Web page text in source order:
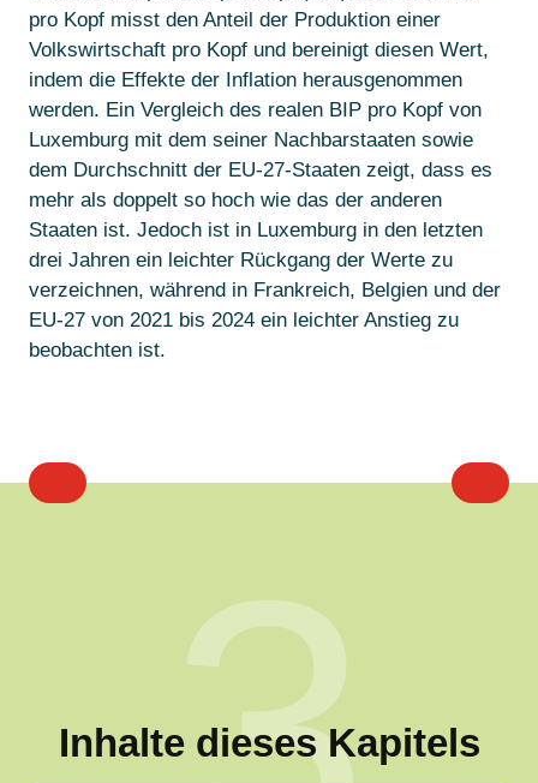
pro Kopf misst den Anteil der Produktion einer
Volkswirtschaft pro Kopf und bereinigt diesen Wert,
indem die Effekte der Inflation herausgenommen
werden. Ein Vergleich des realen BIP pro Kopf von
Luxemburg mit dem seiner Nachbarstaaten sowie
dem Durchschnitt der EU-27-Staaten zeigt, dass es
mehr als doppelt so hoch wie das der anderen
Staaten ist. Jedoch ist in Luxemburg in den letzten
drei Jahren ein leichter Rückgang der Werte zu
verzeichnen, während in Frankreich, Belgien und der
EU-27 von 2021 bis 2024 ein leichter Anstieg zu
beobachten ist.
Inhalte dieses Kapitels